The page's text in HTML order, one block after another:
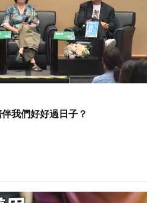
我們好好過日子？